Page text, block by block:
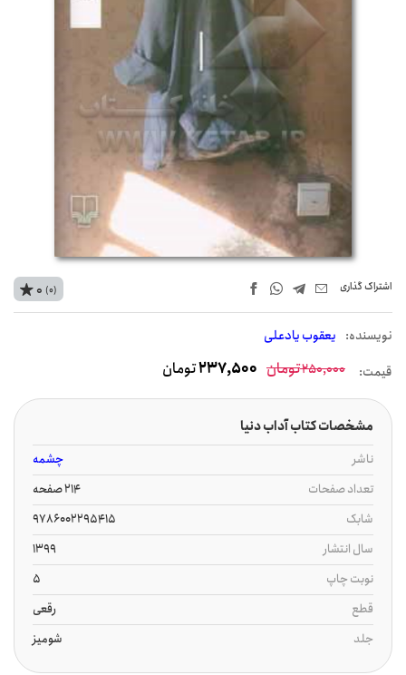
اشتراک‌ گذاری
نويسنده: یعقوب یادعلی
0 (0)
قیمت: 250,000تومان 237,500تومان
مشخصات کتاب آداب دنیا
ناشر
چشمه
تعداد صفحات
214 صفحه
شابک
9786002295415
سال انتشار
1399
نوبت چاپ
5
قطع
رقعی
جلد
شومیز